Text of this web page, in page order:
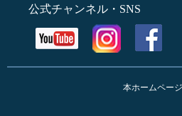
公式チャンネル・SNS
本ホームペー